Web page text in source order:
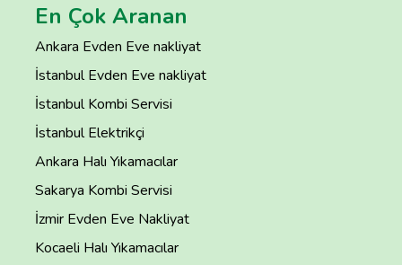
En Çok Aranan
Ankara Evden Eve nakliyat
İstanbul Evden Eve nakliyat
İstanbul Kombi Servisi
İstanbul Elektrikçi
Ankara Halı Yıkamacılar
Sakarya Kombi Servisi
İzmir Evden Eve Nakliyat
Kocaeli Halı Yıkamacılar